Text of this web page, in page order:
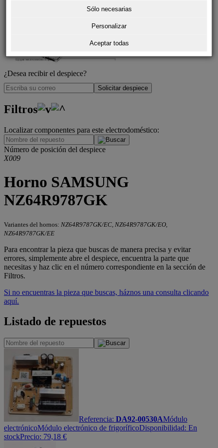
¿Desea recibir el despiece?
Solicitar despiece
Filtros
Localizar componentes para este electrodoméstico:
Número de posición del despiece
X009
Horno SAMSUNG
NZ64R9787GK
Variantes del hornos: NZ64R9787GK/EC, NZ64R9787GK/EO,
NZ64R9787GK/EE
Para encontrar la pieza que buscas de manera precisa y evitar
errores, simplemente abre el despiece, encuentra la parte que
necesitas y haz clic en el número correspondiente en la sección de
Filtros.
Si no encuentras la pieza que buscas, háznos una consulta clicando
aquí.
Listado de repuestos
Referencia: DA92-00530AMódulo
electrónicoMódulo electrónico de frigoríficoDisponibilidad: En
stockPrecio: 79,18 €
Sólo necesarias
Personalizar
Aceptar todas